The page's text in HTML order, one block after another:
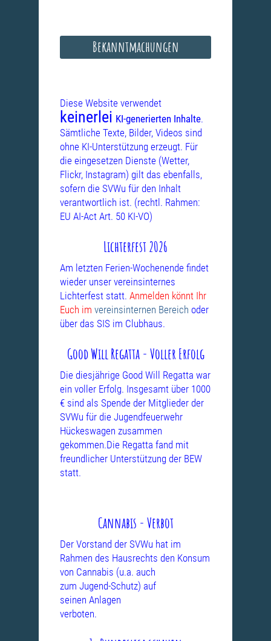
Bekanntmachungen
Diese Website verwendet
keinerlei KI-generierten Inhalte.
Sämtliche Texte, Bilder, Videos sind
ohne KI-Unterstützung erzeugt. Für
die eingesetzen Dienste (Wetter,
Flickr, Instagram) gilt das ebenfalls,
sofern die SVWu für den Inhalt
verantwortlich ist. (rechtl. Rahmen:
EU AI-Act Art. 50 KI-VO)
Lichterfest 2026
Am letzten Ferien-Wochenende findet
wieder unser vereinsinternes
Lichterfest statt. Anmelden könnt Ihr
Euch im vereinsinternen Bereich oder
über das SIS im Clubhaus.
Good Will Regatta - Voller Erfolg
Die diesjährige Good Will Regatta war
ein voller Erfolg. Insgesamt über 1000
€ sind als Spende der Mitglieder der
SVWu für die Jugendfeuerwehr
Hückeswagen zusammen
gekommen.Die Regatta fand mit
freundlicher Unterstützung der BEW
statt.
Cannabis - Verbot
Der Vorstand der SVWu hat im
Rahmen des Hausrechts den Konsum
von Cannabis (u.a. auch
zum Jugend-Schutz) auf
seinen Anlagen
verboten.